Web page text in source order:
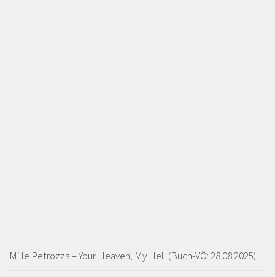
Mille Petrozza – Your Heaven, My Hell (Buch-VÖ: 28.08.2025)